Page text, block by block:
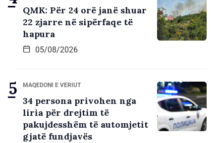
QMK: Për 24 orë janë shuar
22 zjarre në sipërfaqe të
hapura
05/08/2026
MAQEDONI E VERIUT
34 persona privohen nga
liria për drejtim të
pakujdesshëm të automjetit
gjatë fundjavës